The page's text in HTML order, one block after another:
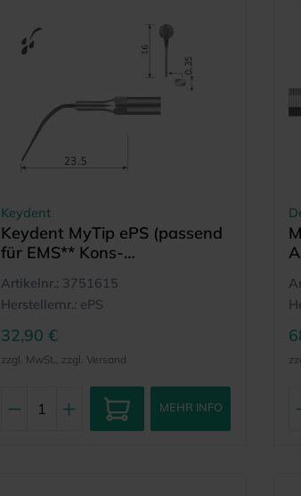
Keydent
Keydent MyTip ePS (passend
für EMS** Kons-
Artikelnr.: 3751615
Herstellernr.: ePS
32,90 €
zzgl. MwSt., zzgl. Versand
MEHR INFO